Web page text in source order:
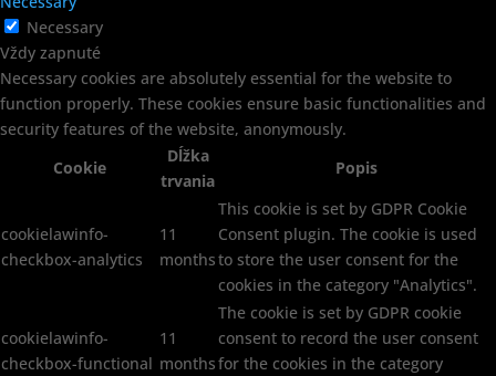
Necessary
Vždy zapnuté
Necessary cookies are absolutely essential for the website to
function properly. These cookies ensure basic functionalities and
security features of the website, anonymously.
Cookie
Dĺžka
trvania
Popis
cookielawinfo-
checkbox-analytics
11
months
This cookie is set by GDPR Cookie
Consent plugin. The cookie is used
to store the user consent for the
cookies in the category "Analytics".
cookielawinfo-
checkbox-functional
11
months
The cookie is set by GDPR cookie
consent to record the user consent
for the cookies in the category